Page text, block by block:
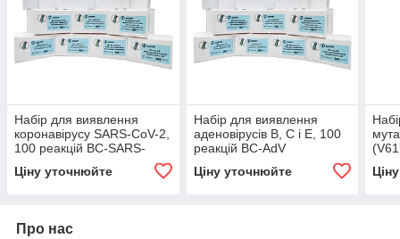
Набір для виявлення
коронавірусу SARS-CoV-2,
100 реакцій BC-SARS-
Ціну уточнюйте
Набір для виявлення
аденовірусів B, C і E, 100
реакцій BC-AdV
Ціну уточнюйте
Про нас